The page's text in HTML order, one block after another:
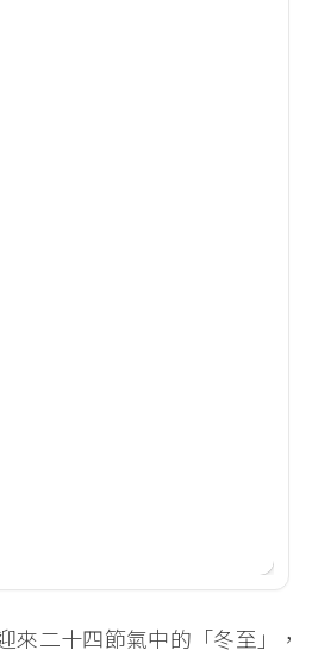
來二十四節氣中的「冬至」，